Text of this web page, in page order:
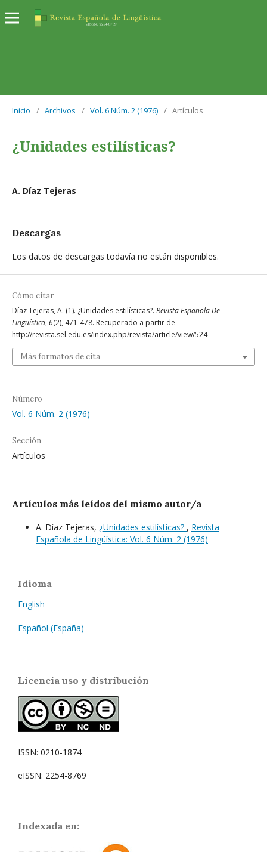
Inicio / Archivos / Vol. 6 Núm. 2 (1976) / Artículos
¿Unidades estilísticas?
A. Díaz Tejeras
Descargas
Los datos de descargas todavía no están disponibles.
Cómo citar
Díaz Tejeras, A. (1). ¿Unidades estilísticas?. Revista Española De
Lingüística, 6(2), 471-478. Recuperado a partir de
http://revista.sel.edu.es/index.php/revista/article/view/524
Más formatos de cita
Número
Vol. 6 Núm. 2 (1976)
Sección
Artículos
Artículos más leídos del mismo autor/a
A. Díaz Tejeras, ¿Unidades estilísticas? , Revista
Española de Lingüística: Vol. 6 Núm. 2 (1976)
Idioma
English
Español (España)
Licencia uso y distribución
ISSN: 0210-1874
eISSN: 2254-8769
Indexada en: